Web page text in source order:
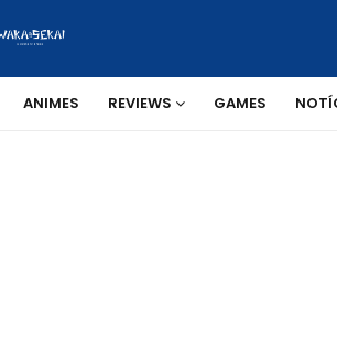
ANIMES REVIEWS GAMES